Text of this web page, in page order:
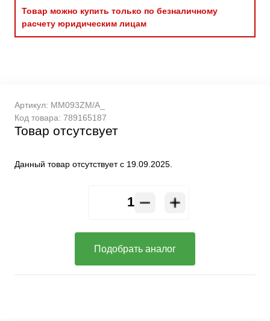
Товар можно купить только по безналичному
расчету юридическим лицам
Артикул: MM093ZM/A_
Код товара: 789165187
Товар отсутсвует
Данный товар отсутствует с 19.09.2025.
Подобрать аналог